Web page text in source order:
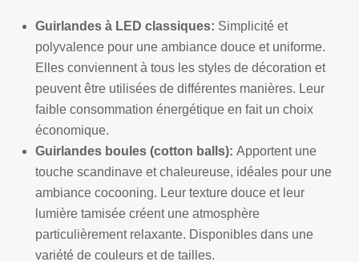
Guirlandes à LED classiques: Simplicité et
polyvalence pour une ambiance douce et uniforme.
Elles conviennent à tous les styles de décoration et
peuvent être utilisées de différentes manières. Leur
faible consommation énergétique en fait un choix
économique.
Guirlandes boules (cotton balls): Apportent une
touche scandinave et chaleureuse, idéales pour une
ambiance cocooning. Leur texture douce et leur
lumière tamisée créent une atmosphère
particulièrement relaxante. Disponibles dans une
variété de couleurs et de tailles.